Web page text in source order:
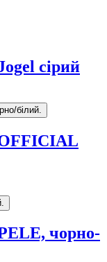
сірий
чорно-